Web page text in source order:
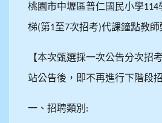
桃園市中壢區普仁國民小學114
梯(第1至7次招考)代課鐘點教師
【本次甄選採一次公告分次招
站公告後，即不再進行下階段招
一、招聘類別 :